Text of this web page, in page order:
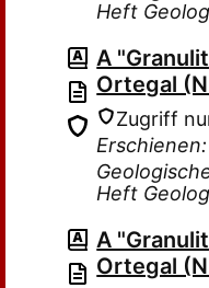
Heft
A
Ortegal
Zugriff
Heft
A
Ortegal